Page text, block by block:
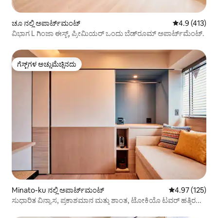
ಚೂ ನಲ್ಲಿ ಅಪಾರ್ಟ್‌ಮಂಟ್ 5 ರಲ್ಲಿ 4.9
4.9 (413)
ವಿಭಾಗ L ಗಿಂಜಾ ಈಸ್ಟ್, ಪ್ರೀಮಿಯರ್ ಒಂದು ಬೆಡ್‌ರೂಮ್ ಅಪಾರ್ಟ್‌ಮೆಂಟ್.
ಗೆಸ್ಟ್‌ಗಳ ಅಚ್ಚುಮೆಚ್ಚಿನದು
ಗೆಸ್ಟ್‌ಗಳ ಅಚ್ಚುಮೆಚ್ಚಿನದು
Minato-ku ನಲ್ಲಿ ಅಪಾರ್ಟ್‌ಮಂಟ್ 5 ರಲ್ಲಿ 4.97
4.97 (125)
ಸುಧಾರಿತ ವಿನ್ಯಾಸ, ಪ್ರಕಾಶಮಾನ ಮತ್ತು ಶಾಂತ, ಟೋಕಿಯೊ ಟವರ್ ಹತ್ತಿರ...